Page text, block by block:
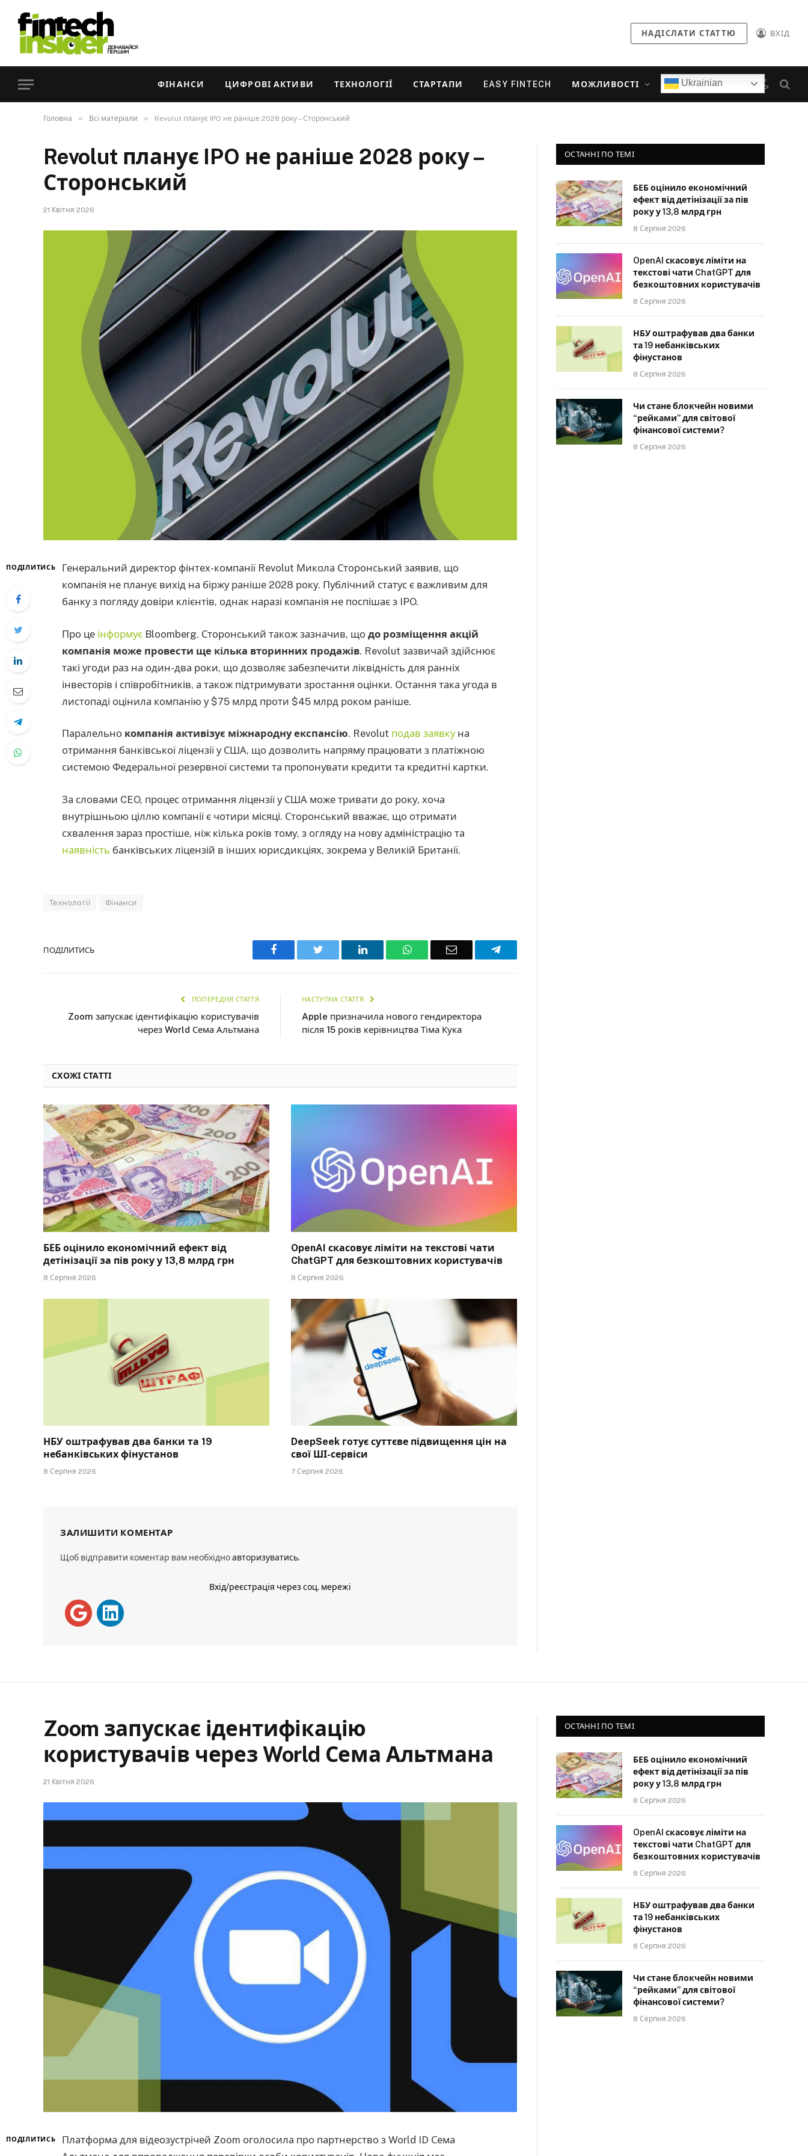
НАДІСЛАТИ СТАТТЮ ВХІД
ФІНАНСИ ЦИФРОВІ АКТИВИ ТЕХНОЛОГІЇ СТАРТАПИ EASY FINTECH МОЖЛИВОСТІ Ukrainian
Головна » Всі матеріали » Revolut планує IPO не раніше 2028 року – Сторонський
Revolut планує IPO не раніше 2028 року –
Сторонський
21 Квітня 2026
ПОДІЛИТИСЬ
Генеральний директор фінтех-компанії Revolut Микола Сторонський заявив, що
компанія не планує вихід на біржу раніше 2028 року. Публічний статус є важливим для
банку з погляду довіри клієнтів, однак наразі компанія не поспішає з IPO.
Про це інформує Bloomberg. Сторонський також зазначив, що до розміщення акцій
компанія може провести ще кілька вторинних продажів. Revolut зазвичай здійснює
такі угоди раз на один-два роки, що дозволяє забезпечити ліквідність для ранніх
інвесторів і співробітників, а також підтримувати зростання оцінки. Остання така угода в
листопаді оцінила компанію у $75 млрд проти $45 млрд роком раніше.
Паралельно компанія активізує міжнародну експансію. Revolut подав заявкуна
отримання банківської ліцензії у США, що дозволить напряму працювати з платіжною
системою Федеральної резервної системи та пропонувати кредити та кредитні картки.
За словами CEO, процес отримання ліцензії у США може тривати до року, хоча
внутрішньою ціллю компанії є чотири місяці. Сторонський вважає, що отримати
схвалення зараз простіше, ніж кілька років тому, з огляду на нову адміністрацію та
наявність банківських ліцензій в інших юрисдикціях, зокрема у Великій Британії.
Технології Фінанси
ПОДІЛИТИСЬ Facebook Twitter LinkedIn WhatsAppEmail Telegram
ПОПЕРЕДНЯ СТАТТЯ
Zoom запускає ідентифікацію користувачів
через World Сема Альтмана
НАСТУПНА СТАТТЯ
Apple призначила нового гендиректора
після 15 років керівництва Тіма Кука
СХОЖІ СТАТТІ
БЕБ оцінило економічний ефект від
детінізації за пів року у 13,8 млрд грн
8 Серпня 2026
OpenAI скасовує ліміти на текстові чати
ChatGPT для безкоштовних користувачів
8 Серпня 2026
НБУ оштрафував два банки та 19
небанківських фінустанов
8 Серпня 2026
DeepSeek готує суттєве підвищення цін на
свої ШІ-сервіси
7 Серпня 2026
ЗАЛИШИТИ КОМЕНТАР
Щоб відправити коментар вам необхідноавторизуватись.
Вхід/реєстрація через соц. мережі
ОСТАННІ ПО ТЕМІ
БЕБ оцінило економічний
ефект від детінізації за пів
року у 13,8 млрд грн
8 Серпня 2026
OpenAI скасовує ліміти на
текстові чати ChatGPT для
безкоштовних користувачів
8 Серпня 2026
НБУ оштрафував два банки
та 19 небанківських
фінустанов
8 Серпня 2026
Чи стане блокчейн новими
“рейками” для світової
фінансової системи?
8 Серпня 2026
Zoom запускає ідентифікацію
користувачів через World Сема Альтмана
21 Квітня 2026
ПОДІЛИТИСЬ
Платформа для відеозустрічей Zoom оголосила про партнерство з World ID Сема
ОСТАННІ ПО ТЕМІ
БЕБ оцінило економічний
ефект від детінізації за пів
року у 13,8 млрд грн
8 Серпня 2026
OpenAI скасовує ліміти на
текстові чати ChatGPT для
безкоштовних користувачів
8 Серпня 2026
НБУ оштрафував два банки
та 19 небанківських
фінустанов
8 Серпня 2026
Чи стане блокчейн новими
“рейками” для світової
фінансової системи?
8 Серпня 2026